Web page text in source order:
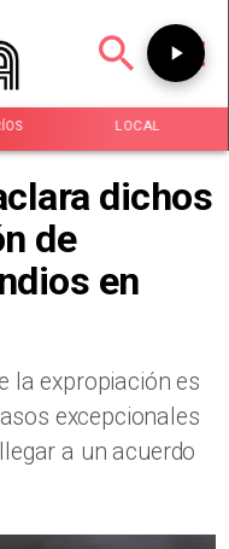
LOCAL
dichos
de
en
la expropiación es
excepcionales
a un acuerdo